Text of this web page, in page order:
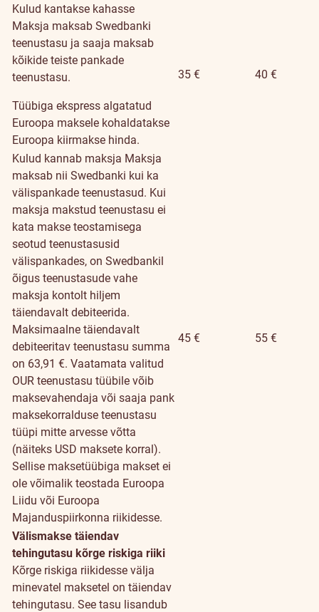
Kulud kantakse kahasse
Maksja maksab Swedbanki
teenustasu ja saaja maksab
kõikide teiste pankade
teenustasu.
Tüübiga ekspress algatatud
Euroopa maksele kohaldatakse
Euroopa kiirmakse hinda.
35 € 40 €
Kulud kannab maksja Maksja
maksab nii Swedbanki kui ka
välispankade teenustasud. Kui
maksja makstud teenustasu ei
kata makse teostamisega
seotud teenustasusid
välispankades, on Swedbankil
õigus teenustasude vahe
maksja kontolt hiljem
täiendavalt debiteerida.
Maksimaalne täiendavalt
debiteeritav teenustasu summa
on 63,91 €. Vaatamata valitud
OUR teenustasu tüübile võib
maksevahendaja või saaja pank
maksekorralduse teenustasu
tüüpi mitte arvesse võtta
(näiteks USD maksete korral).
Sellise maksetüübiga makset ei
ole võimalik teostada Euroopa
Liidu või Euroopa
Majanduspiirkonna riikidesse.
45 € 55 €
Välismakse täiendav
tehingutasu kõrge riskiga riiki
Kõrge riskiga riikidesse välja
minevatel maksetel on täiendav
tehingutasu. See tasu lisandub